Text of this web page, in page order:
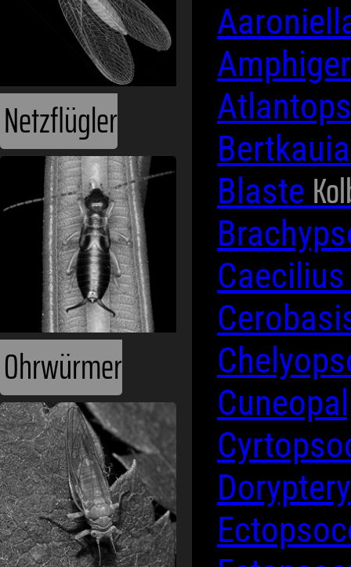
Netzflügler
Ohrwürmer
Blaste